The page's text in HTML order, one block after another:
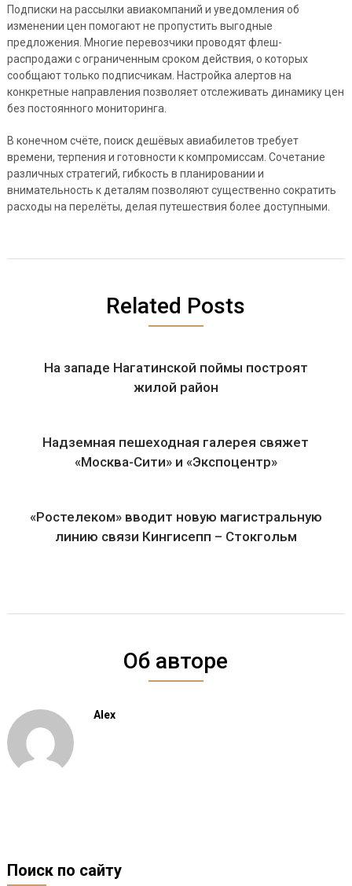
Подписки на рассылки авиакомпаний и уведомления об
изменении цен помогают не пропустить выгодные
предложения. Многие перевозчики проводят флеш-
распродажи с ограниченным сроком действия, о которых
сообщают только подписчикам. Настройка алертов на
конкретные направления позволяет отслеживать динамику цен
без постоянного мониторинга.
В конечном счёте, поиск дешёвых авиабилетов требует
времени, терпения и готовности к компромиссам. Сочетание
различных стратегий, гибкость в планировании и
внимательность к деталям позволяют существенно сократить
расходы на перелёты, делая путешествия более доступными.
Related Posts
На западе Нагатинской поймы построят
жилой район
Надземная пешеходная галерея свяжет
«Москва-Сити» и «Экспоцентр»
«Ростелеком» вводит новую магистральную
линию связи Кингисепп – Стокгольм
Об авторе
Alex
Поиск по сайту